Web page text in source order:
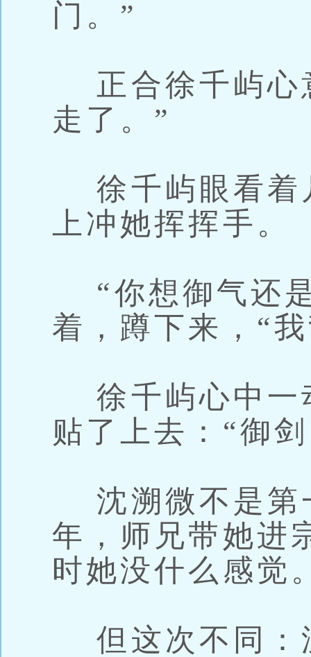
门。”
正合徐千屿心
走了。”
徐千屿眼看着
上冲她挥挥手。
“你想御气还
着，蹲下来，“
徐千屿心中一
贴了上去：“御
沈溯微不是第
年，师兄带她进
时她没什么感觉
但这次不同：